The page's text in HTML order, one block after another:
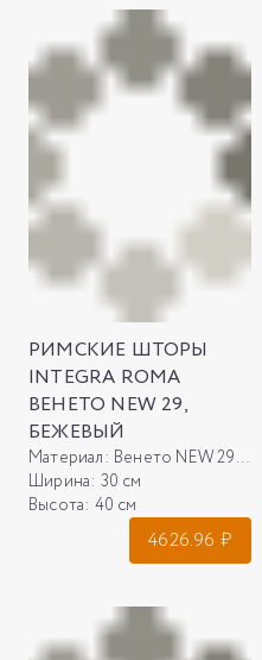
РИМСКИЕ ШТОРЫ
INTEGRA ROMA
ВЕНЕТО NEW 29,
БЕЖЕВЫЙ
Материал: Венето NEW 29, бежевый
Ширина: 30 см
Высота: 40 см
4626.96 ₽